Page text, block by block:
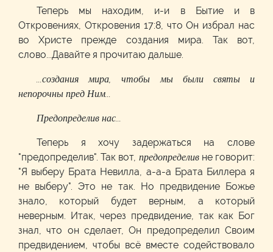
Теперь мы находим, и-и в Бытие и в
Откровениях, Откровения 17:8, что Он избрал нас
во Христе прежде создания мира. Так вот,
слово...Давайте я прочитаю дальше.
...создания мира, чтобы мы были святы и
непорочны пред Ним...
Предопределив нас...
Теперь я хочу задержаться на слове
"предопределив". Так вот, предопределивне говорит:
"Я выберу Брата Невилла, а-а-а Брата Биллера я
не выберу". Это не так. Но предвидение Божье
знало, который будет верным, а который
неверным. Итак, через предвидение, так как Бог
знал, что он сделает, Он предопределил Своим
предвидением, чтобы всё вместе содействовало